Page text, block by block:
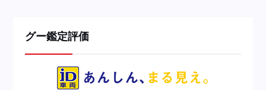
グー鑑定評価